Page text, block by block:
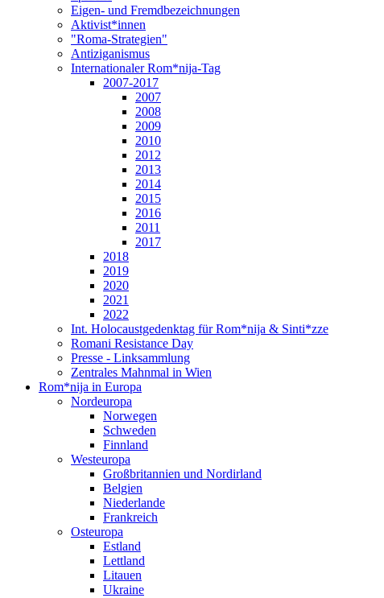
Eigen- und Fremdbezeichnungen
Aktivist*innen
"Roma-Strategien"
Antiziganismus
Internationaler Rom*nija-Tag
2007-2017
2007
2008
2009
2010
2012
2013
2014
2015
2016
2011
2017
2018
2019
2020
2021
2022
Int. Holocaustgedenktag für Rom*nija & Sinti*zze
Romani Resistance Day
Presse - Linksammlung
Zentrales Mahnmal in Wien
Rom*nija in Europa
Nordeuropa
Norwegen
Schweden
Finnland
Westeuropa
Großbritannien und Nordirland
Belgien
Niederlande
Frankreich
Osteuropa
Estland
Lettland
Litauen
Ukraine